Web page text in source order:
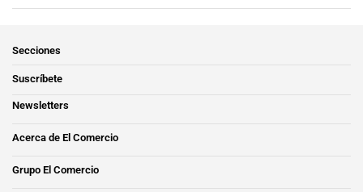
Secciones
Suscríbete
Newsletters
Acerca de El Comercio
Grupo El Comercio